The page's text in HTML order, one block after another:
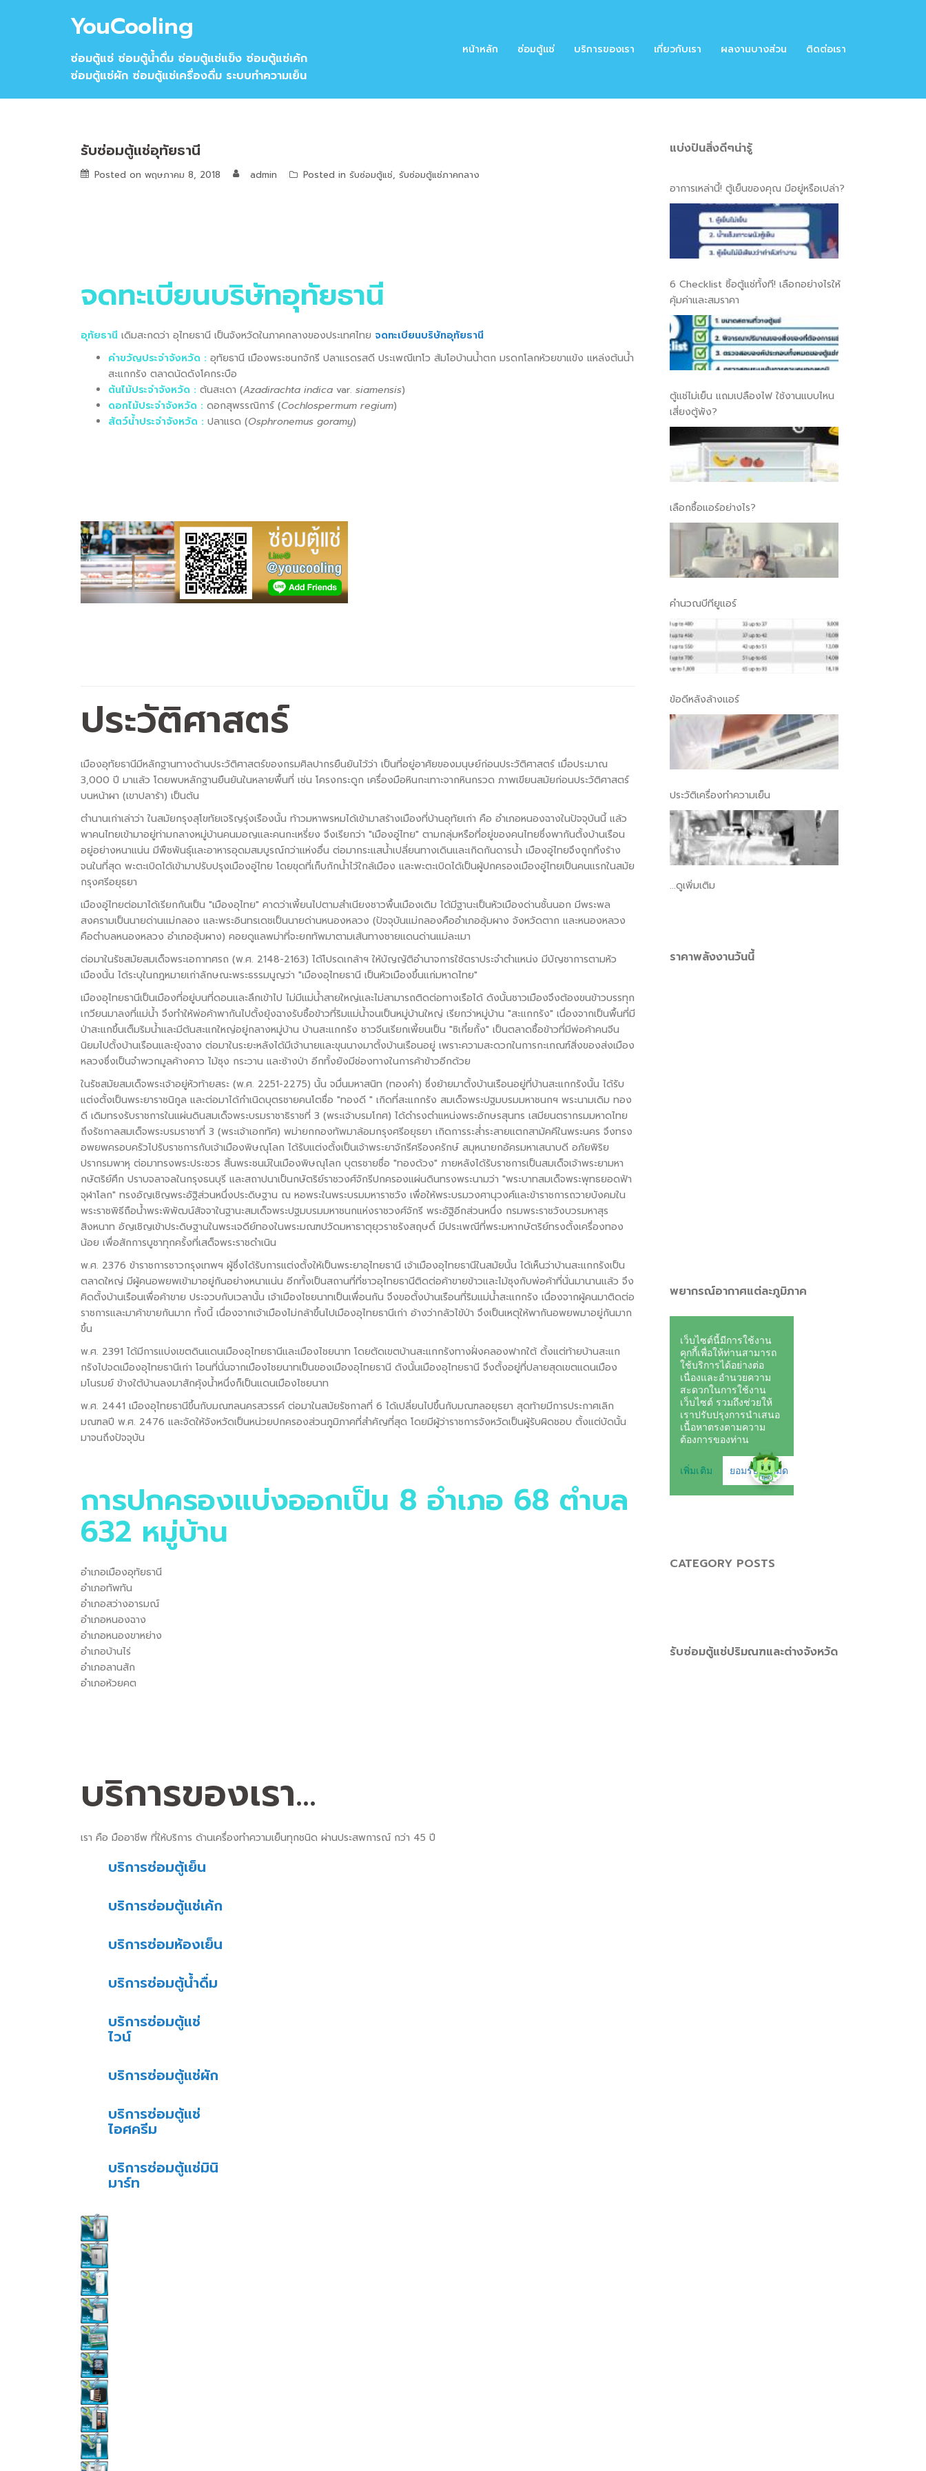
YouCooling
ซ่อมตู้แช่ ซ่อมตู้น้ำดื่ม ซ่อมตู้แช่แข็ง ซ่อมตู้แช่เค้ก
ซ่อมตู้แช่ผัก ซ่อมตู้แช่เครื่องดื่ม ระบบทำความเย็น
หน้าหลัก ซ่อมตู้แช่ บริการของเรา เกี่ยวกับเรา ผลงานบางส่วน ติดต่อเรา
รับซ่อมตู้แช่อุทัยธานี
Posted on พฤษภาคม 8, 2018 admin Posted in รับซ่อมตู้แช่, รับซ่อมตู้แช่ภาคกลาง
จดทะเบียนบริษัทอุทัยธานี
อุทัยธานี เดิมสะกดว่า อุไทยธานี เป็นจังหวัดในภาคกลางของประเทศไทย จดทะเบียนบริษัทอุทัยธานี
คำขวัญประจำจังหวัด : อุทัยธานี เมืองพระชนกจักรี ปลาแรดรสดี ประเพณีเทโว ส้มโอบ้านน้ำตก มรดกโลกห้วยขาแข้ง แหล่งต้นน้ำ
สะแกกรัง ตลาดนัดดังโคกระบือ
ต้นไม้ประจำจังหวัด : ต้นสะเดา (Azadirachta indica var. siamensis)
ดอกไม้ประจำจังหวัด : ดอกสุพรรณิการ์ (Cochlospermum regium)
สัตว์น้ำประจำจังหวัด : ปลาแรด (Osphronemus goramy)
ประวัติศาสตร์
เมืองอุทัยธานีมีหลักฐานทางด้านประวัติศาสตร์ของกรมศิลปากรยืนยันไว้ว่า เป็นที่อยู่อาศัยของมนุษย์ก่อนประวัติศาสตร์ เมื่อประมาณ
3,000 ปี มาแล้ว โดยพบหลักฐานยืนยันในหลายพื้นที่ เช่น โครงกระดูก เครื่องมือหินกะเทาะจากหินกรวด ภาพเขียนสมัยก่อนประวัติศาสตร์
บนหน้าผา (เขาปลาร้า) เป็นต้น
ตำนานเก่าเล่าว่า ในสมัยกรุงสุโขทัยเจริญรุ่งเรืองนั้น ท้าวมหาพรหมได้เข้ามาสร้างเมืองที่บ้านอุทัยเก่า คือ อำเภอหนองฉางในปัจจุบันนี้ แล้ว
พาคนไทยเข้ามาอยู่ท่ามกลางหมู่บ้านคนมอญและคนกะเหรี่ยง จึงเรียกว่า "เมืองอู่ไทย" ตามกลุ่มหรือที่อยู่ของคนไทยซึ่งพากันตั้งบ้านเรือน
อยู่อย่างหนาแน่น มีพืชพันธุ์และอาหารอุดมสมบูรณ์กว่าแห่งอื่น ต่อมากระแสน้ำเปลี่ยนทางเดินและเกิดกันดารน้ำ เมืองอู่ไทยจึงถูกทิ้งร้าง
จนในที่สุด พะตะเบิดได้เข้ามาปรับปรุงเมืองอู่ไทย โดยขุดที่เก็บกักน้ำไว้ใกล้เมือง และพะตะเบิดได้เป็นผู้ปกครองเมืองอู่ไทยเป็นคนแรกในสมัย
กรุงศรีอยุธยา
เมืองอู่ไทยต่อมาได้เรียกกันเป็น "เมืองอุไทย" คาดว่าเพี้ยนไปตามสำเนียงชาวพื้นเมืองเดิม ได้มีฐานะเป็นหัวเมืองด่านชั้นนอก มีพระพล
สงครามเป็นนายด่านแม่กลอง และพระอินทรเดชเป็นนายด่านหนองหลวง (ปัจจุบันแม่กลองคืออำเภออุ้มผาง จังหวัดตาก และหนองหลวง
คือตำบลหนองหลวง อำเภออุ้มผาง) คอยดูแลพม่าที่จะยกทัพมาตามเส้นทางชายแดนด่านแม่ละเมา
ต่อมาในรัชสมัยสมเด็จพระเอกาทศรถ (พ.ศ. 2148-2163) ได้โปรดเกล้าฯ ให้บัญญัติอำนาจการใช้ตราประจำตำแหน่ง มีบัญชาการตามหัว
เมืองนั้น ได้ระบุในกฎหมายเก่าลักษณะพระธรรมนูญว่า "เมืองอุไทยธานี เป็นหัวเมืองขึ้นแก่มหาดไทย"
เมืองอุไทยธานีเป็นเมืองที่อยู่บนที่ดอนและลึกเข้าไป ไม่มีแม่น้ำสายใหญ่และไม่สามารถติดต่อทางเรือได้ ดังนั้นชาวเมืองจึงต้องขนข้าวบรรทุก
เกวียนมาลงที่แม่น้ำ จึงทำให้พ่อค้าพากันไปตั้งยุ้งฉางรับซื้อข้าวที่ริมแม่น้ำจนเป็นหมู่บ้านใหญ่ เรียกว่าหมู่บ้าน "สะแกกรัง" เนื่องจากเป็นพื้นที่มี
ป่าสะแกขึ้นเต็มริมน้ำและมีต้นสะแกใหญ่อยู่กลางหมู่บ้าน บ้านสะแกกรัง ชาวจีนเรียกเพี้ยนเป็น "ซิเกี๋ยกั้ง" เป็นตลาดซื้อข้าวที่มีพ่อค้าคนจีน
นิยมไปตั้งบ้านเรือนและยุ้งฉาง ต่อมาในระยะหลังได้มีเจ้านายและขุนนางมาตั้งบ้านเรือนอยู่ เพราะความสะดวกในการกะเกณฑ์สิ่งของส่งเมือง
หลวงซึ่งเป็นจำพวกมูลค้างคาว ไม้ซุง กระวาน และช้างป่า อีกทั้งยังมีช่องทางในการค้าข้าวอีกด้วย
ในรัชสมัยสมเด็จพระเจ้าอยู่หัวท้ายสระ (พ.ศ. 2251-2275) นั้น จมื่นมหาสนิท (ทองคำ) ซึ่งย้ายมาตั้งบ้านเรือนอยู่ที่บ้านสะแกกรังนั้น ได้รับ
แต่งตั้งเป็นพระยาราชนิกูล และต่อมาได้กำเนิดบุตรชายคนโตชื่อ "ทองดี " เกิดที่สะแกกรัง สมเด็จพระปฐมบรมมหาชนกฯ พระนามเดิม ทอง
ดี เดิมทรงรับราชการในแผ่นดินสมเด็จพระบรมราชาธิราชที่ 3 (พระเจ้าบรมโกศ) ได้ดำรงตำแหน่งพระอักษรสุนทร เสมียนตรากรมมหาดไทย
ถึงรัชกาลสมเด็จพระบรมราชาที่ 3 (พระเจ้าเอกทัศ) พม่ายกกองทัพมาล้อมกรุงศรีอยุธยา เกิดการระส่ำระสายแตกสามัคคีในพระนคร จึงทรง
อพยพครอบครัวไปรับราชการกับเจ้าเมืองพิษณุโลก ได้รับแต่งตั้งเป็นเจ้าพระยาจักรีศรีองครักษ์ สมุหนายกอัครมหาเสนาบดี อภัยพิริย
ปรากรมพาหุ ต่อมาทรงพระประชวร สิ้นพระชนม์ในเมืองพิษณุโลก บุตรชายชื่อ "ทองด้วง" ภายหลังได้รับราชการเป็นสมเด็จเจ้าพระยามหา
กษัตริย์ศึก ปราบจลาจลในกรุงธนบุรี และสถาปนาเป็นกษัตริย์ราชวงศ์จักรีปกครองแผ่นดินทรงพระนามว่า "พระบาทสมเด็จพระพุทธยอดฟ้า
จุฬาโลก" ทรงอัญเชิญพระอัฐิส่วนหนึ่งประดิษฐาน ณ หอพระในพระบรมมหาราชวัง เพื่อให้พระบรมวงศานุวงศ์และข้าราชการถวายบังคมใน
พระราชพิธีถือน้ำพระพิพัฒน์สัจจาในฐานะสมเด็จพระปฐมบรมมหาชนกแห่งราชวงศ์จักรี พระอัฐิอีกส่วนหนึ่ง กรมพระราชวังบวรมหาสุร
สิงหนาท อัญเชิญเข้าประดิษฐานในพระเจดีย์ทองในพระมณฑปวัดมหาธาตุยุวราชรังสฤษดิ์ มีประเพณีที่พระมหากษัตริย์ทรงตั้งเครื่องทอง
น้อย เพื่อสักการบูชาทุกครั้งที่เสด็จพระราชดำเนิน
พ.ศ. 2376 ข้าราชการชาวกรุงเทพฯ ผู้ซึ่งได้รับการแต่งตั้งให้เป็นพระยาอุไทยธานี เจ้าเมืองอุไทยธานีในสมัยนั้น ได้เห็นว่าบ้านสะแกกรังเป็น
ตลาดใหญ่ มีผู้คนอพยพเข้ามาอยู่กันอย่างหนาแน่น อีกทั้งเป็นสถานที่ที่ชาวอุไทยธานีติดต่อค้าขายข้าวและไม้ซุงกับพ่อค้าที่นั่นมานานแล้ว จึง
คิดตั้งบ้านเรือนเพื่อค้าขาย ประจวบกับเวลานั้น เจ้าเมืองไชยนาทเป็นเพื่อนกัน จึงขอตั้งบ้านเรือนที่ริมแม่น้ำสะแกกรัง เนื่องจากผู้คนมาติดต่อ
ราชการและมาค้าขายกันมาก ทั้งนี้ เนื่องจากเจ้าเมืองไม่กล้าขึ้นไปเมืองอุไทยธานีเก่า อ้างว่ากลัวไข้ป่า จึงเป็นเหตุให้พากันอพยพมาอยู่กันมาก
ขึ้น
พ.ศ. 2391 ได้มีการแบ่งเขตดินแดนเมืองอุไทยธานีและเมืองไชยนาท โดยตัดเขตบ้านสะแกกรังทางฝั่งคลองฟากใต้ ตั้งแต่ท้ายบ้านสะแก
กรังไปจดเมืองอุไทยธานีเก่า โอนที่นั่นจากเมืองไชยนาทเป็นของเมืองอุไทยธานี ดังนั้นเมืองอุไทยธานี จึงตั้งอยู่ที่ปลายสุดเขตแดนเมือง
มโนรมย์ ข้างใต้บ้านลงมาสักคุ้งน้ำหนึ่งก็เป็นแดนเมืองไชยนาท
พ.ศ. 2441 เมืองอุไทยธานีขึ้นกับมณฑลนครสวรรค์ ต่อมาในสมัยรัชกาลที่ 6 ได้เปลี่ยนไปขึ้นกับมณฑลอยุธยา สุดท้ายมีการประกาศเลิก
มณฑลปี พ.ศ. 2476 และจัดให้จังหวัดเป็นหน่วยปกครองส่วนภูมิภาคที่สำคัญที่สุด โดยมีผู้ว่าราชการจังหวัดเป็นผู้รับผิดชอบ ตั้งแต่บัดนั้น
มาจนถึงปัจจุบัน
การปกครองแบ่งออกเป็น 8 อำเภอ 68 ตำบล
632 หมู่บ้าน
อำเภอเมืองอุทัยธานี
อำเภอทัพทัน
อำเภอสว่างอารมณ์
อำเภอหนองฉาง
อำเภอหนองขาหย่าง
อำเภอบ้านไร่
อำเภอลานสัก
อำเภอห้วยคต
บริการของเรา...
เรา คือ มืออาชีพ ที่ให้บริการ ด้านเครื่องทำความเย็นทุกชนิด ผ่านประสพการณ์ กว่า 45 ปี
บริการซ่อมตู้เย็น
บริการซ่อมตู้แช่เค้ก
บริการซ่อมห้องเย็น
บริการซ่อมตู้น้ำดื่ม
บริการซ่อมตู้แช่
ไวน์
บริการซ่อมตู้แช่ผัก
บริการซ่อมตู้แช่
ไอศครีม
บริการซ่อมตู้แช่มินิ
มาร์ท
แบ่งปันสิ่งดีๆน่ารู้
อาการเหล่านี้! ตู้เย็นของคุณ มีอยู่หรือเปล่า?
6 Checklist ซิ้อตู้แช่ทั้งที! เลือกอย่างไรให้
คุ้มค่าและสมราคา
ตู้แช่ไม่เย็น แถมเปลืองไฟ ใช้งานแบบไหน
เสี่ยงตู้พัง?
เลือกซื้อแอร์อย่างไร?
คำนวณบีทียูแอร์
ข้อดีหลังล้างแอร์
ประวัติเครื่องทำความเย็น
...ดูเพิ่มเติม
ราคาพลังงานวันนี้
พยากรณ์อากาศแต่ละภูมิภาค
CATEGORY POSTS
รับซ่อมตู้แช่ปริมณฑและต่างจังหวัด